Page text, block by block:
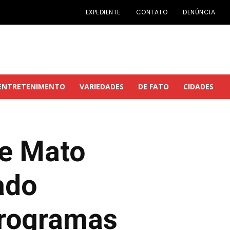
EXPEDIENTE CONTATO DENÚNCIA
VARIEDADES DE FATO CIDADES
Mato